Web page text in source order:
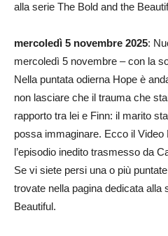
alla serie The Bold and the
mercoledì 5 novembre 2025:
mercoledì 5 novembre – con la
Nella puntata odierna Hope è
non lasciare che il trauma che
rapporto tra lei e Finn: il marito
possa immaginare. Ecco il
l’episodio inedito trasmesso da
Se vi siete persi una o più
trovate nella pagina dedicata alla
Beautiful.